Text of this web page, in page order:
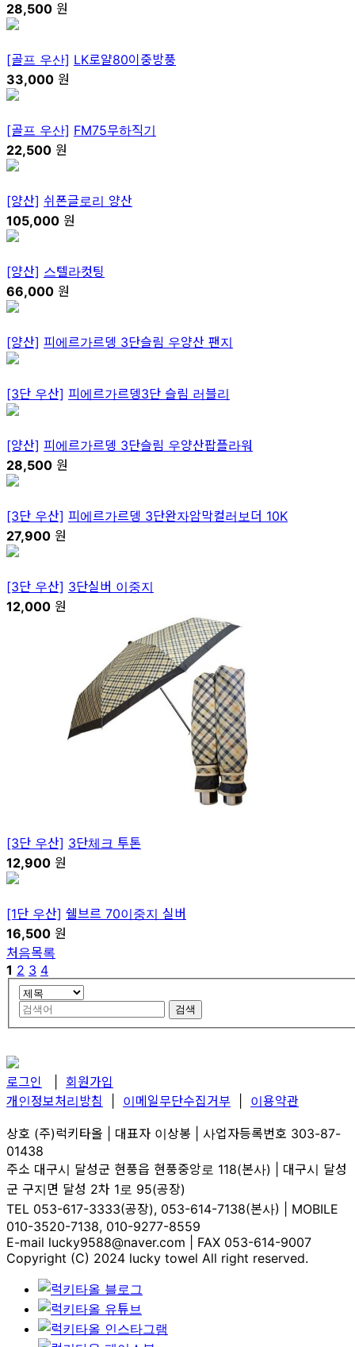
28,500 원
[골프 우산] LK로얄80이중방풍
33,000 원
[골프 우산] FM75무하직기
22,500 원
[양산] 쉬폰글로리 양산
105,000 원
[양산] 스텔라컷팅
66,000 원
[양산] 피에르가르뎅 3단슬림 우양산 팬지
[3단 우산] 피에르가르뎅3단 슬림 러블리
[양산] 피에르가르뎅 3단슬림 우양산팝플라워
28,500 원
[3단 우산] 피에르가르뎅 3단완자암막컬러보더 10K
27,900 원
[3단 우산] 3단실버 이중지
12,000 원
[3단 우산] 3단체크 투톤
12,900 원
[1단 우산] 쉘브르 70이중지 실버
16,500 원
처음목록
1 2 3 4
검색
로그인
회원가입
개인정보처리방침
이메일무단수집거부 이용약관
상호 (주)럭키타올 | 대표자 이상봉 | 사업자등록번호 303-87-
01438
주소 대구시 달성군 현풍읍 현풍중앙로 118(본사) | 대구시 달성
군 구지면 달성 2차 1로 95(공장)
TEL 053-617-3333(공장), 053-614-7138(본사) | MOBILE
010-3520-7138, 010-9277-8559
E-mail lucky9588@naver.com | FAX 053-614-9007
Copyright (C) 2024 lucky towel All right reserved.